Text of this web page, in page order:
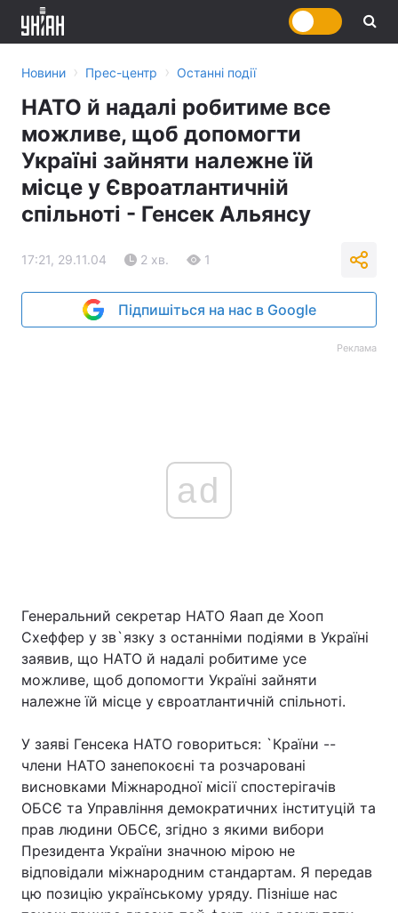
Головна Війна
Новини › Прес-центр › Останні події
НАТО й надалі робитиме все
можливе, щоб допомогти
Україні зайняти належне їй
місце у Євроатлантичній
спільноті - Генсек Альянсу
17:21, 29.11.04 2 хв. 1
Підпишіться на нас в Google
Реклама
ad
Генеральний секретар НАТО Яаап де Хооп
Схеффер у зв`язку з останніми подіями в Україні
заявив, що НАТО й надалі робитиме усе
можливе, щоб допомогти Україні зайняти
належне їй місце у євроатлантичній спільноті.
У заяві Генсека НАТО говориться: `Країни --
члени НАТО занепокоєні та розчаровані
висновками Міжнародної місії спостерігачів
ОБСЄ та Управління демократичних інституцій та
прав людини ОБСЄ, згідно з якими вибори
Президента України значною мірою не
відповідали міжнародним стандартам. Я передав
цю позицію українському уряду. Пізніше нас